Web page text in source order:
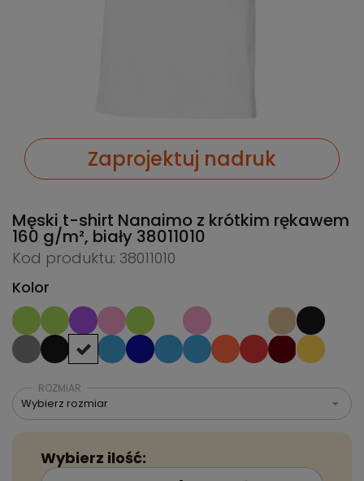
Zaprojektuj nadruk
Męski t-shirt Nanaimo z krótkim rękawem
160 g/m², biały 38011010
Kod produktu: 38011010
Kolor
ROZMIAR
Wybierz rozmiar
Wybierz ilość: